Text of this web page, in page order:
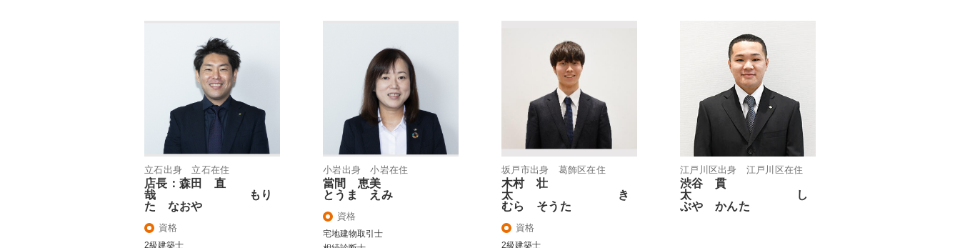
立石出身 立石在住
店長：森田 直
哉 もり
た なおや
資格
2級建築士
小岩出身 小岩在住
當間 恵美
とうま えみ
資格
宅地建物取引士
坂戸市出身 葛飾区在住
木村 壮
太 き
むら そうた
資格
2級建築士
江戸川区出身 江戸川区在住
渋谷 貫
太 し
ぶや かんた